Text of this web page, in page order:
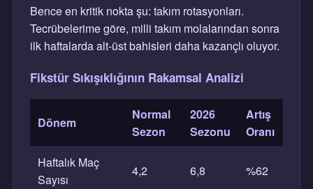
Bence en kritik nokta şu: takım rotasyonları.
Tecrübelerime göre, milli takım molalarından sonra
ilk haftalarda alt-üst bahisleri daha kazançlı oluyor.
Fikstür Sıkışıklığının Rakamsal Analizi
Dönem
Normal
Sezon
2026
Sezonu
Artış
Oranı
Haftalık Maç
Sayısı
4,2 6,8 %62